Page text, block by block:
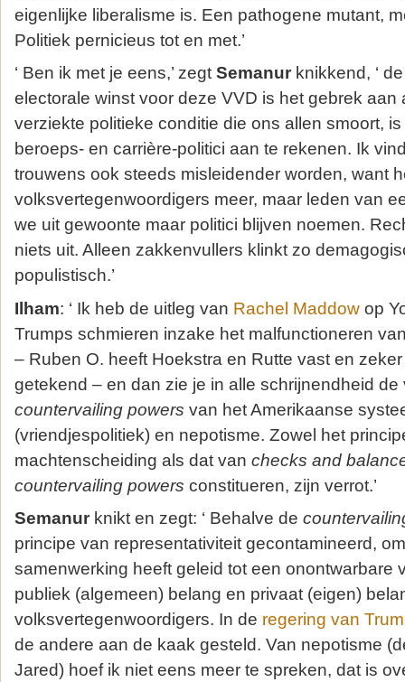
eigenlijke liberalisme is. Een pathogene mutant,
Politiek pernicieus tot en met.’
‘ Ben ik met je eens,’ zegt Semanur knikkend, ‘
electorale winst voor deze VVD is het gebrek aan
verziekte politieke conditie die ons allen smoort,
beroeps- en carrière-politici aan te rekenen. Ik
trouwens ook steeds misleidender worden, want
volksvertegenwoordigers meer, maar leden van
we uit gewoonte maar politici blijven noemen.
niets uit. Alleen zakkenvullers klinkt zo
populistisch.’
Ilham: ‘ Ik heb de uitleg van Rachel Maddow op
Trumps schmieren inzake het malfunctioneren
– Ruben O. heeft Hoekstra en Rutte vast en zeker
getekend – en dan zie je in alle schrijnendheid
countervailing powers van het Amerikaanse
(vriendjespolitiek) en nepotisme. Zowel het
machtenscheiding als dat van checks and
countervailing powers constitueren, zijn verrot.’
Semanur knikt en zegt: ‘ Behalve de
principe van representativiteit gecontamineerd,
samenwerking heeft geleid tot een onontwarbare
publiek (algemeen) belang en privaat (eigen)
volksvertegenwoordigers. In de regering van
de andere aan de kaak gesteld. Van nepotisme
Jared) hoef ik niet eens meer te spreken, dat is